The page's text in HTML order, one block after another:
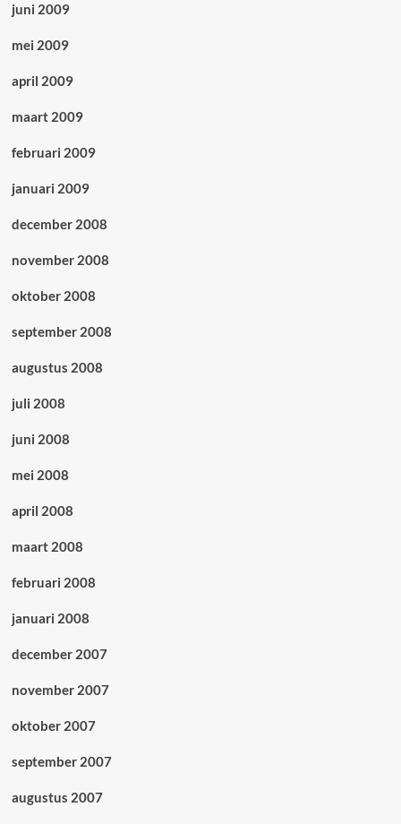
juni 2009
mei 2009
april 2009
maart 2009
februari 2009
januari 2009
december 2008
november 2008
oktober 2008
september 2008
augustus 2008
juli 2008
juni 2008
mei 2008
april 2008
maart 2008
februari 2008
januari 2008
december 2007
november 2007
oktober 2007
september 2007
augustus 2007